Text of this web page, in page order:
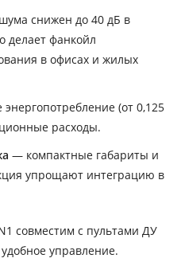
снижен до 40 дБ в
делает фанкойл
в офисах и жилых
(от 0,125
расходы.
— компактные габариты и
упрощают интеграцию в
совместим с пультами ДУ
управление.